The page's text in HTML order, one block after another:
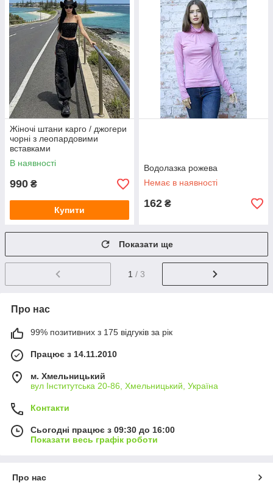
Жіночі штани карго / джогери
чорні з леопардовими
вставками
В наявності
990 ₴
Купити
Водолазка рожева
Немає в наявності
162 ₴
Показати ще
1 / 3
Про нас
99% позитивних з 175 відгуків за рік
Працює з 14.11.2010
м. Хмельницький
вул Інститутська 20-86, Хмельницький, Україна
Контакти
Сьогодні працює з 09:30 до 16:00
Показати весь графік роботи
Про нас